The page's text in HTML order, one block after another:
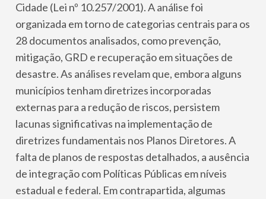
Cidade (Lei nº 10.257/2001). A análise foi
organizada em torno de categorias centrais para os
28 documentos analisados, como prevenção,
mitigação, GRD e recuperação em situações de
desastre. As análises revelam que, embora alguns
municípios tenham diretrizes incorporadas
externas para a redução de riscos, persistem
lacunas significativas na implementação de
diretrizes fundamentais nos Planos Diretores. A
falta de planos de respostas detalhados, a ausência
de integração com Políticas Públicas em níveis
estadual e federal. Em contrapartida, algumas